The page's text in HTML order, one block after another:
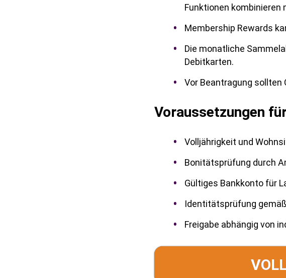
Funktionen kombinieren
Membership Rewards
Die monatliche
Debitkarten.
Vor Beantragung sollten
Voraussetzungen
Volljährigkeit und
Bonitätsprüfung durch
Gültiges Bankkonto für
Identitätsprüfung
Freigabe abhängig von